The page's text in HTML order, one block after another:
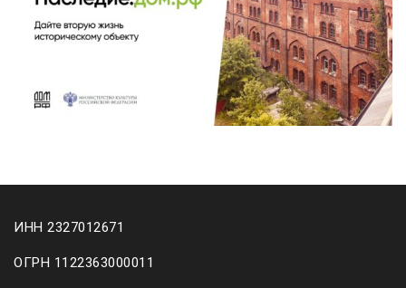
ИНН 2327012671
ОГРН 1122363000011